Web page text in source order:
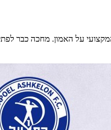
על האמון. מחכה כבר